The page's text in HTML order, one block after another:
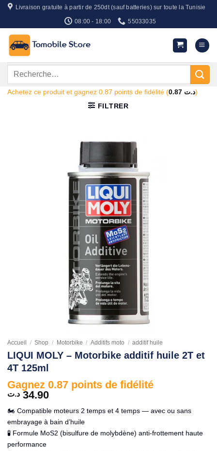
Passer
contenu
Livraison gratuite à partir de 250dt (sauf batteries) sur toute la Tunisie
08:00 - 18:00 55033035
Recherche
Achetez ce produit et gagnez 0.87 points de fidélité (0.87 د.ت)
FILTRER
Accueil / Shop / Motorbike / Additifs moto / additif huile
LIQUI MOLY – Motorbike additif huile 2T et
4T 125ml
Gagnez 0.87 points de fidélité
34.90 د.ت
🏍️ Compatible moteurs 2 temps et 4 temps — avec ou sans
embrayage à bain d’huile
🧪 Formule MoS2 (bisulfure de molybdène) anti-frottement haute
performance